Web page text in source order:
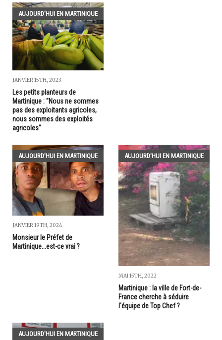
AUJOURD'HUI EN MARTINIQUE
JANVIER 15TH, 2023
Les petits planteurs de
Martinique : "Nous ne sommes
pas des exploitants agricoles,
nous sommes des exploités
agricoles"
AUJOURD'HUI EN MARTINIQUE
JANVIER 19TH, 2024
Monsieur le Préfet de
Martinique...est-ce vrai ?
AUJOURD'HUI EN MARTINIQUE
MAI 15TH, 2022
Martinique : la ville de Fort-de-
France cherche à séduire
l'équipe de Top Chef ?
AUJOURD'HUI EN MARTINIQUE